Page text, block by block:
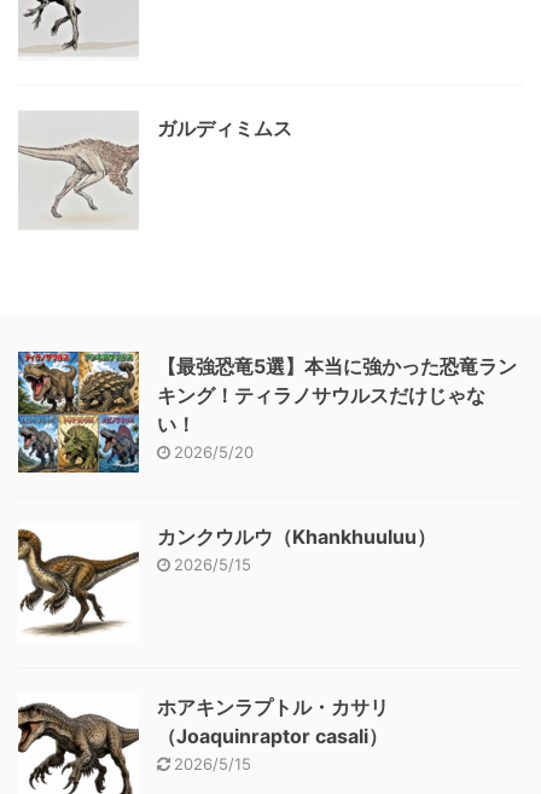
ガルディミムス
【最強恐竜5選】本当に強かった恐竜ラン
キング！ティラノサウルスだけじゃな
い！
2026/5/20
カンクウルウ（Khankhuuluu）
2026/5/15
ホアキンラプトル・カサリ
（Joaquinraptor casali）
2026/5/15